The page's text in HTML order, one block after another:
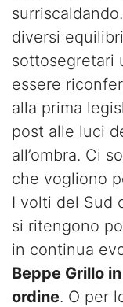
diversi
sottosegretari
essere
alla prima
post alle luci
all’ombra. Ci
che vogliono
I volti del Sud
si ritengono
in continua
Beppe Grillo
ordine. O per